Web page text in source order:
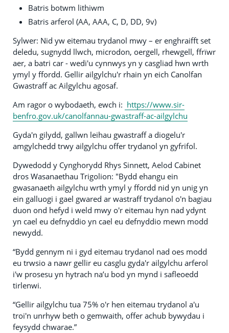
Batris botwm lithiwm
Batris arferol (AA, AAA, C, D, DD, 9v)
Sylwer: Nid yw eitemau trydanol mwy – er enghraifft set
deledu, sugnydd llwch, microdon, oergell, rhewgell, ffrïwr
aer, a batri car - wedi'u cynnwys yn y casgliad hwn wrth
ymyl y ffordd. Gellir ailgylchu'r rhain yn eich Canolfan
Gwastraff ac Ailgylchu agosaf.
Am ragor o wybodaeth, ewch i: https://www.sir-
benfro.gov.uk/canolfannau-gwastraff-ac-ailgylchu
Gyda'n gilydd, gallwn leihau gwastraff a diogelu'r
amgylchedd trwy ailgylchu offer trydanol yn gyfrifol.
Dywedodd y Cynghorydd Rhys Sinnett, Aelod Cabinet
dros Wasanaethau Trigolion: "Bydd ehangu ein
gwasanaeth ailgylchu wrth ymyl y ffordd nid yn unig yn
ein galluogi i gael gwared ar wastraff trydanol o'n bagiau
duon ond hefyd i weld mwy o'r eitemau hyn nad ydynt
yn cael eu defnyddio yn cael eu defnyddio mewn modd
newydd.
“Bydd gennym ni i gyd eitemau trydanol nad oes modd
eu trwsio a nawr gellir eu casglu gyda'r ailgylchu arferol
i'w prosesu yn hytrach na’u bod yn mynd i safleoedd
tirlenwi.
“Gellir ailgylchu tua 75% o'r hen eitemau trydanol a'u
troi'n unrhyw beth o gemwaith, offer achub bywydau i
feysydd chwarae.”